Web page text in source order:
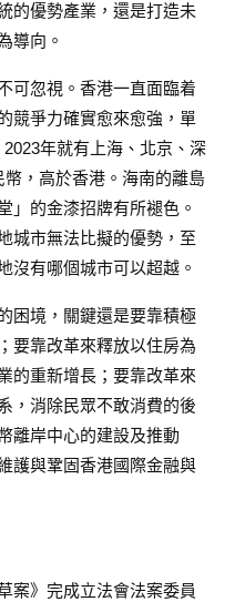
的優勢產業，還是打造未
導向。
可忽視。香港一直面臨着
競爭力確實愈來愈強，單
年就有上海、北京、深
，高於香港。海南的離島
」的金漆招牌有所褪色。
城市無法比擬的優勢，至
沒有哪個城市可以超越。
困境，關鍵還是要靠積極
要靠改革來釋放以住房為
的重新增長；要靠改革來
，消除民眾不敢消費的後
離岸中心的建設及推動
護與鞏固香港國際金融與
案》完成立法會法案委員